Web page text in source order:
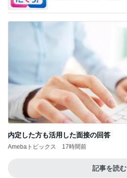
内定した方も活用した面接の回答
Amebaトピックス 17時間前
記事を読む